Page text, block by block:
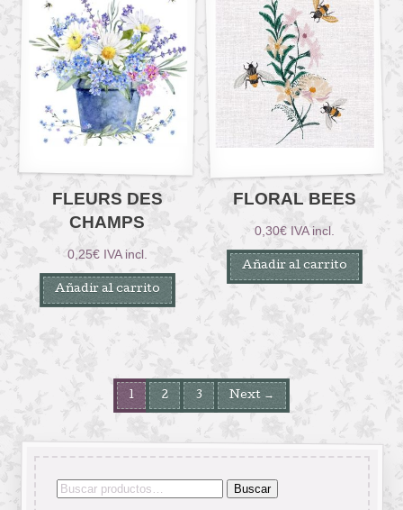
FLEURS DES
CHAMPS
0,25€ IVA incl.
Añadir al carrito
FLORAL BEES
0,30€ IVA incl.
Añadir al carrito
1 2 3 Next →
Buscar
Buscar